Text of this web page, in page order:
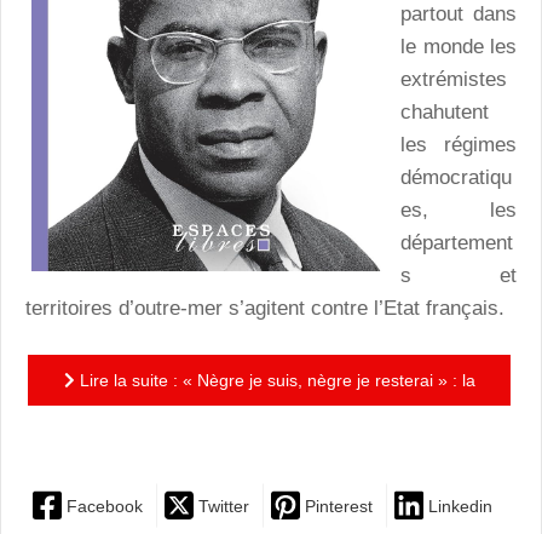
partout dans
le monde les
extrémistes
chahutent
les régimes
démocratiqu
es, les
département
s et
territoires d’outre-mer s’agitent contre l’Etat français.
Lire la suite : « Nègre je suis, nègre je resterai » : la
Facebook Twitter Pinterest Linkedin